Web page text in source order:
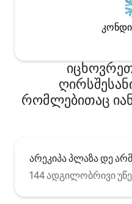
რომლებითაც
არეკიპა პლაზა დე
144 ადგილობრივი